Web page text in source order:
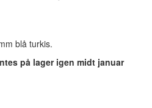
blå turkis.
på lager igen midt januar